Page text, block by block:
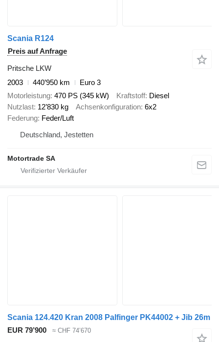
Scania R124
Preis auf Anfrage
Pritsche LKW
2003
440’950 km
Euro 3
Motorleistung 470 PS (345 kW) Kraftstoff Diesel
Nutzlast 12’830 kg Achsenkonfiguration 6x2
Federung Feder/Luft
Deutschland, Jestetten
Motortrade SA
Scania 124.420 Kran 2008 Palfinger PK44002 + Jib 26m
EUR 79’900
≈ CHF 74’670